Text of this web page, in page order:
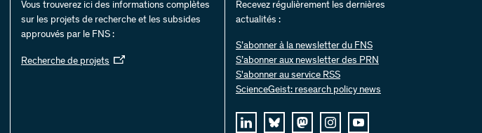
Vous trouverez ici des informations complètes
sur les projets de recherche et les subsides
approuvés par le FNS :
Recherche de projets
Recevez régulièrement les dernières
actualités :
S’abonner à la newsletter du FNS
S’abonner aux newsletter des PRN
S'abonner au service RSS
ScienceGeist: research policy news